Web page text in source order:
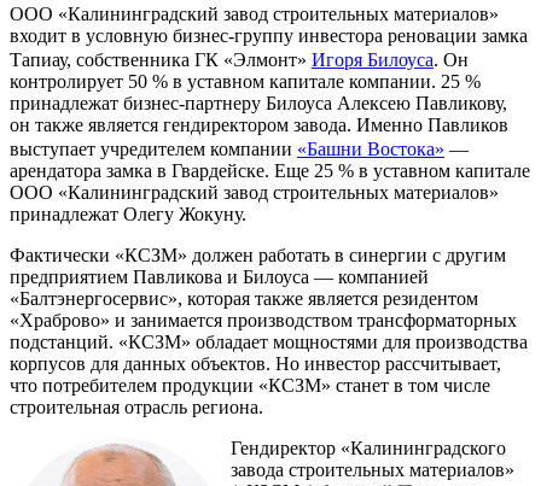
ООО «Калининградский завод строительных материалов»
входит в условную бизнес-группу инвестора реновации замка
Тапиау, собственника ГК «Элмонт» Игоря Билоуса. Он
контролирует 50 % в уставном капитале компании. 25 %
принадлежат бизнес-партнеру Билоуса Алексею Павликову,
он также является гендиректором завода. Именно Павликов
выступает учредителем компании «Башни Востока» —
арендатора замка в Гвардейске. Еще 25 % в уставном капитале
ООО «Калининградский завод строительных материалов»
принадлежат Олегу Жокуну.
Фактически «КСЗМ» должен работать в синергии с другим
предприятием Павликова и Билоуса — компанией
«Балтэнергосервис», которая также является резидентом
«Храброво» и занимается производством трансформаторных
подстанций. «КСЗМ» обладает мощностями для производства
корпусов для данных объектов. Но инвестор рассчитывает,
что потребителем продукции «КСЗМ» станет в том числе
строительная отрасль региона.
Гендиректор «Калининградского
завода строительных материалов»